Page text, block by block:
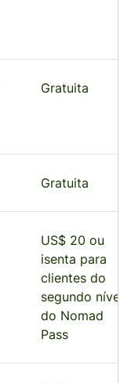
Gratuita
Gratuita
US$ 20 ou
isenta para
clientes do
segundo nível
do Nomad
Pass